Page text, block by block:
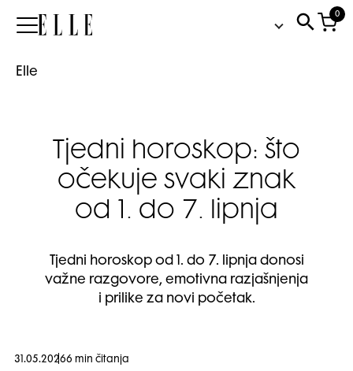
Elle
0
Elle
Tjedni horoskop: što
očekuje svaki znak
od 1. do 7. lipnja
Tjedni horoskop od 1. do 7. lipnja donosi
važne razgovore, emotivna razjašnjenja
i prilike za novi početak.
31.05.20266 min čitanja